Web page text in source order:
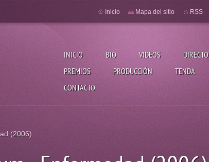
INICIO BIO VIDEOS DIRECTO
PREMIOS
PRODUCCIÓN TENDA
CONTACTO
Inicio Mapa del sitio RSS
(2006)